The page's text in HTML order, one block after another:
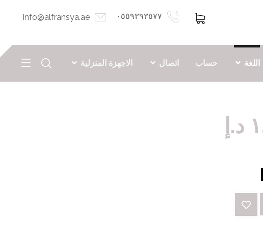
Info@alfransya.ae ٠٥٥٩٣٩٣٥٧٧
اللغة حساب اتصال الاجهزة المنزلية
د.إ